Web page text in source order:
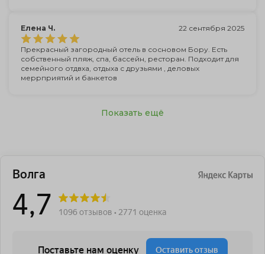
Елена Ч. 22 сентября 2025
Прекрасный загородный отель в сосновом Бору. Есть
собственный пляж, спа, бассейн, ресторан. Подходит для
семейного отдвха, отдыха с друзьями , деловых
меррприятий и банкетов
Показать ещё